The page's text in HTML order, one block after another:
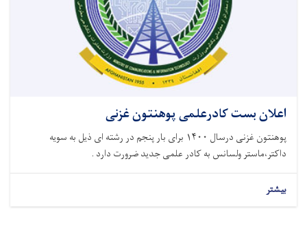
اعلان بست کادرعلمی پوهنتون غزنی
پوهنتون غزنی درسال ۱۴۰۰ برای بار پنجم در رشته ای ذیل به سویه
داکتر،ماستر ولسانس به کادر علمی جدید ضرورت دارد .
بیشتر